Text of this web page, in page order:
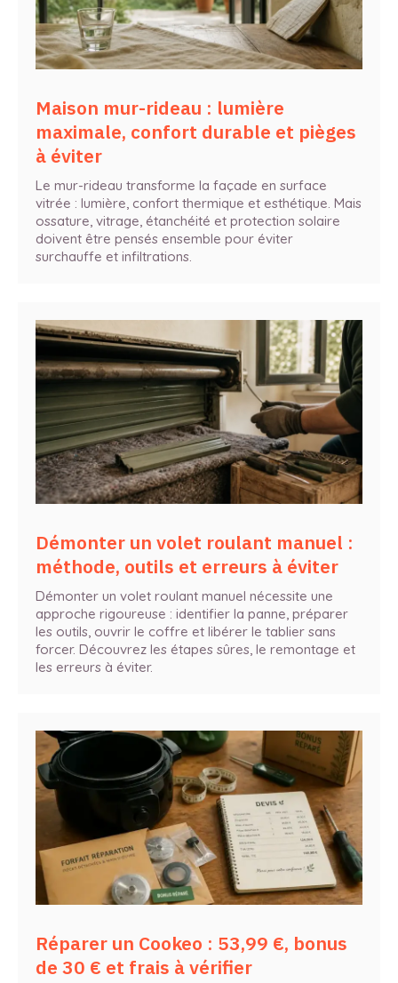
Maison mur-rideau : lumière
maximale, confort durable et pièges
à éviter
Le mur-rideau transforme la façade en surface
vitrée : lumière, confort thermique et esthétique. Mais
ossature, vitrage, étanchéité et protection solaire
doivent être pensés ensemble pour éviter
surchauffe et infiltrations.
Démonter un volet roulant manuel :
méthode, outils et erreurs à éviter
Démonter un volet roulant manuel nécessite une
approche rigoureuse : identifier la panne, préparer
les outils, ouvrir le coffre et libérer le tablier sans
forcer. Découvrez les étapes sûres, le remontage et
les erreurs à éviter.
Réparer un Cookeo : 53,99 €, bonus
de 30 € et frais à vérifier